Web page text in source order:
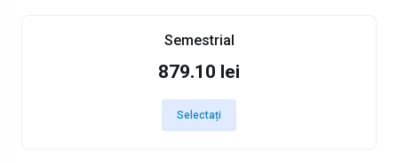
Semestrial
879.10 lei
Selectați